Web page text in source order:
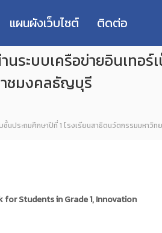
แผนผังเว็บไซต์ ติดต่อ
ะบบเครือข่ายอินเทอ
าชมงคลธัญบุรี
นประถมศึกษาปีที่ 1 โรงเรียนสาธิตนวัตกรรมมหาวิ
Students in Grade 1, Innovation